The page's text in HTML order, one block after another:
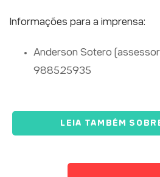
Informações para a imprensa:
Anderson Sotero
988525935
LEIA TAMBÉM